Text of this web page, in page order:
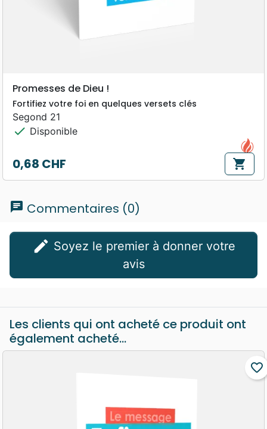
Promesses de Dieu !
Fortifiez votre foi en quelques versets clés
Segond 21
check Disponible
Prix
0,68 CHF shopping_cart
chat Commentaires (0)
edit
avis
Les clients qui ont acheté ce produit ont
également acheté...
favorite_border